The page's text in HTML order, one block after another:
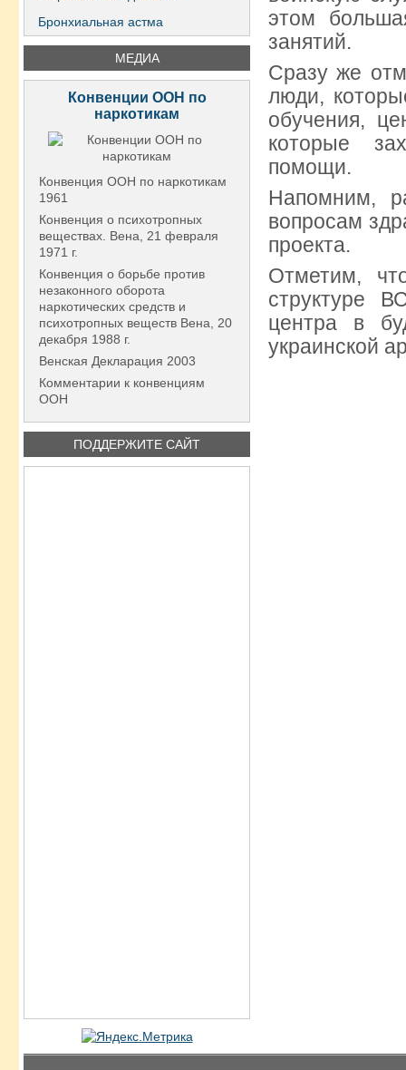
Бронхиальная астма
МЕДИА
Конвенции ООН по
наркотикам
Конвенция ООН по наркотикам
1961
Конвенция о психотропных
веществах. Вена, 21 февраля
1971 г.
Конвенция о борьбе против
незаконного оборота
наркотических средств и
психотропных веществ Вена, 20
декабря 1988 г.
Венская Декларация 2003
Комментарии к конвенциям
ООН
ПОДДЕРЖИТЕ САЙТ
этом
занятий.
Сразу же
люди,
обучения,
которые
помощи.
Напомним,
вопросам
проекта.
Отметим,
структуре
центра в
украинской